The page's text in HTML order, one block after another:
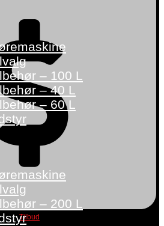
Tilbud
– 100 L
– 40 L
– 60 L
– 200 L